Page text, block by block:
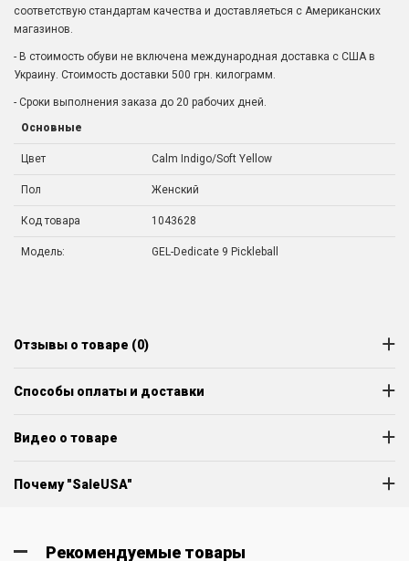
соответствую стандартам качества и доставляеться с Американских
магазинов.
- В стоимость обуви не включена международная доставка с США в
Украину. Стоимость доставки 500 грн. килограмм.
- Сроки выполнения заказа до 20 рабочих дней.
Основные
Цвет Calm Indigo/Soft Yellow
Пол Женский
Код товара 1043628
Модель: GEL-Dedicate 9 Pickleball
Отзывы о товаре (0)
Способы оплаты и доставки
Видео о товаре
Почему "SaleUSA"
Рекомендуемые товары